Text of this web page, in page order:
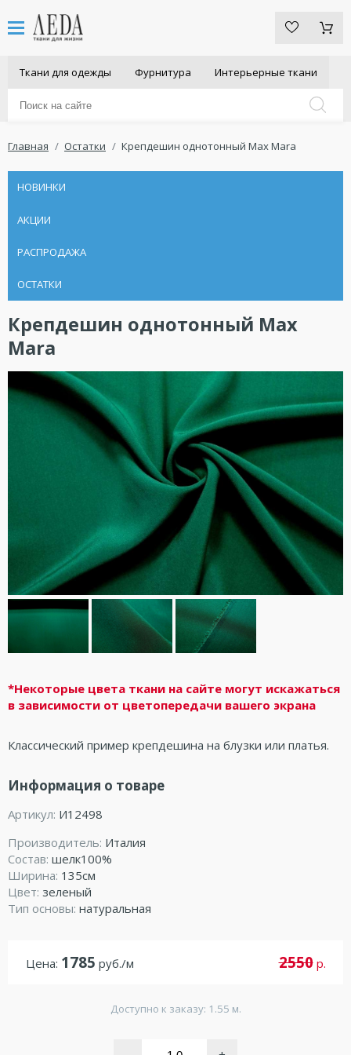
Ткани для одежды Фурнитура Интерьерные ткани
Главная Остатки Крепдешин однотонный Max Mara
НОВИНКИ
АКЦИИ
РАСПРОДАЖА
ОСТАТКИ
Крепдешин однотонный Max
Mara
*Некоторые цвета ткани на сайте могут искажаться
в зависимости от цветопередачи вашего экрана
Классический пример крепдешина на блузки или платья.
Информация о товаре
Артикул: И12498
Производитель: Италия
Состав: шелк100%
Ширина: 135см
Цвет: зеленый
Тип основы: натуральная
Цена: 1785 руб./м 2550р.
Доступно к заказу: 1.55 м.